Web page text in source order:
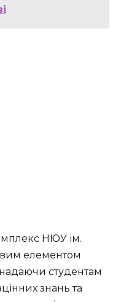
НЮУ ім.
елементом
надаючи студентам
знань та